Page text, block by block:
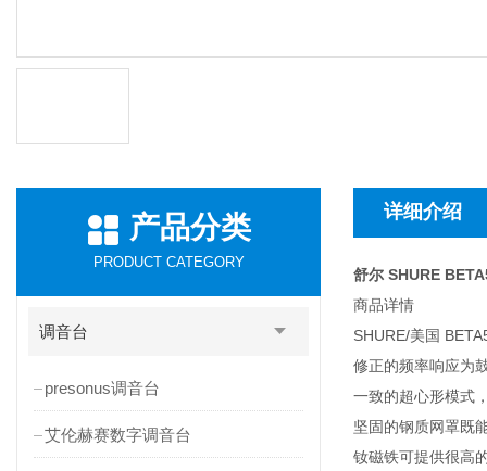
产品分类
PRODUCT CATEGORY
调音台
presonus调音台
艾伦赫赛数字调音台
详细介绍
舒尔 SHURE
商品详情
SHURE/美国
修正的频率响应为
一致的超心形模式
坚固的钢质网罩既
钕磁铁可提供很高